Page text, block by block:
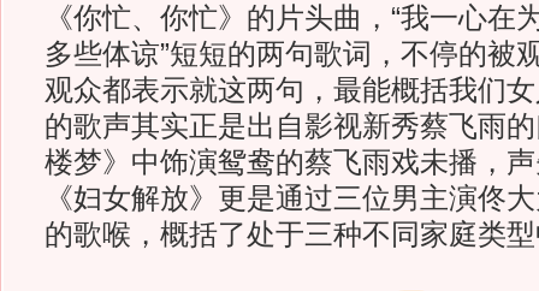
《你忙、你忙》的片头曲，“我一心在
多些体谅”短短的两句歌词，不停的被
观众都表示就这两句，最能概括我们
的歌声其实正是出自影视新秀蔡飞雨
楼梦》中饰演鸳鸯的蔡飞雨戏未播，
《妇女解放》更是通过三位男主演佟
的歌喉，概括了处于三种不同家庭类